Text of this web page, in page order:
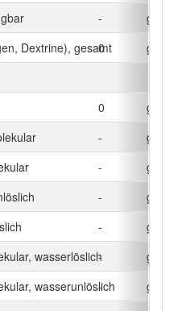
-
g
Dextrine), gesamt
0
g
0
g
-
g
-
g
-
g
-
g
wasserlöslich
-
g
wasserunlöslich
-
g